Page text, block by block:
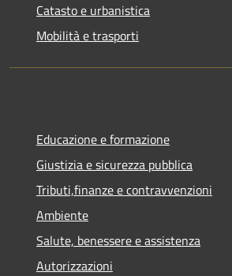
Catasto e urbanistica
Mobilità e trasporti
Educazione e formazione
Giustizia e sicurezza pubblica
Tributi,finanze e contravvenzioni
Ambiente
Salute, benessere e assistenza
Autorizzazioni